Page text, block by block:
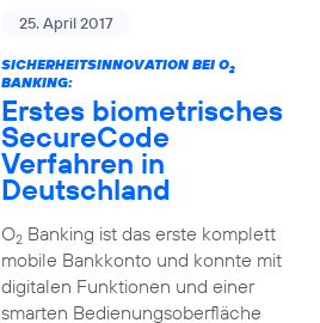
25. April 2017
SICHERHEITSINNOVATION BEI O2
BANKING:
Erstes biometrisches
SecureCode
Verfahren in
Deutschland
O2Banking ist das erste komplett
mobile Bankkonto und konnte mit
digitalen Funktionen und einer
smarten Bedienungsoberfläche